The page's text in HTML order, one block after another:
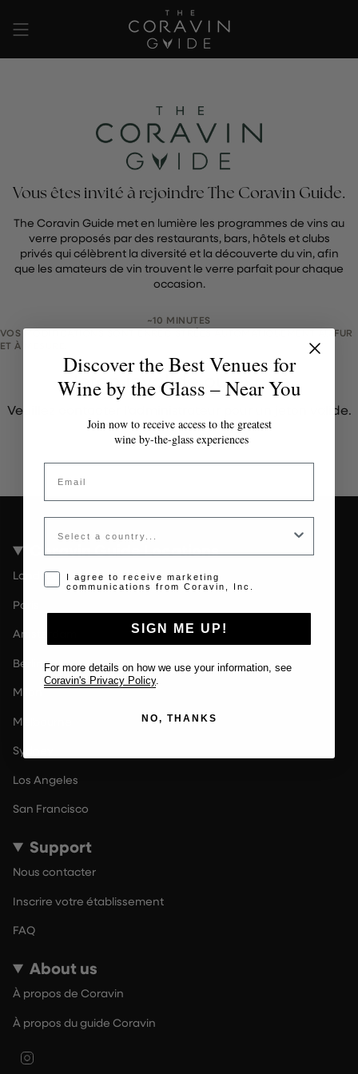
au
contenu
de
Vous êtes invité à rejoindre The Coravin Guide.
The Coravin Guide met en lumière les programmes de vins au
verre proposés par des restaurants, bars, hôtels et clubs
privés qui célèbrent la diversité et la découverte du vin, afin
que les amateurs de vin trouvent le verre parfait pour chaque
occasion.
~10 MINUTES
VOS MODIFICATIONS SONT ENREGISTRÉES AUTOMATIQUEMENT AU FUR
ET À MESURE.
Jeton invalide ou expiré
Veuillez contacter l'administrateur pour un jeton valide.
Coravin Guide Locations
Londres
Paris
Amsterdam
Berlin
Milan
Melbourne
Sydney
Los Angeles
San Francisco
Support
Nous contacter
Inscrire votre établissement
FAQ
About us
À propos de Coravin
À propos du guide Coravin
Discover the Best Venues for
Wine by the Glass – Near You
Join now to receive access to the greatest
wine by-the-glass experiences
Email
Country
Opt-in disclaimer
I agree to receive marketing
communications from Coravin, Inc.
SIGN ME UP!
For more details on how we use your information, see
Coravin's Privacy Policy.
NO, THANKS